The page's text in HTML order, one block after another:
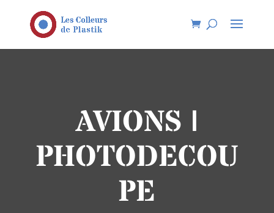
AVIONS |
PHOTODECOU
PE